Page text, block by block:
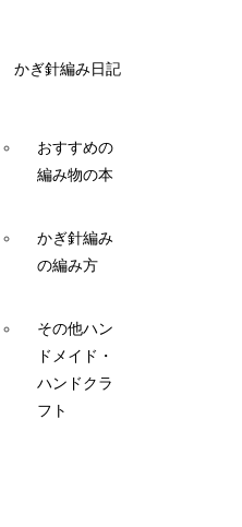
かぎ針編み日記
おすすめの
編み物の本
かぎ針編み
の編み方
その他ハン
ドメイド・
ハンドクラ
フト